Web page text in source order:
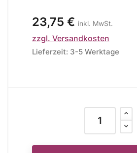
23,75 € inkl. MwSt.
zzgl. Versandkosten
Lieferzeit: 3-5 Werktage